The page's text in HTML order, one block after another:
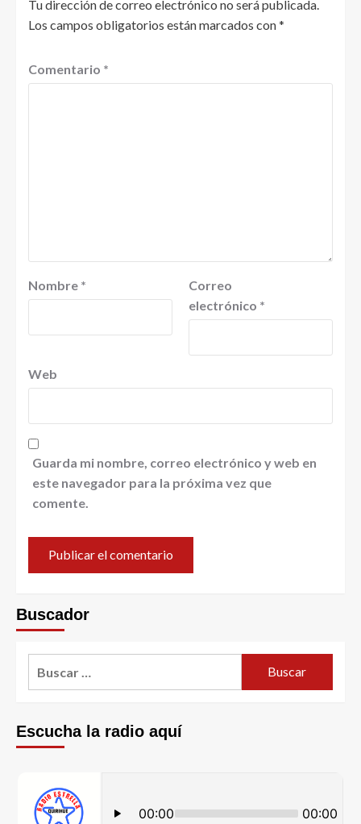
Tu dirección de correo electrónico no será publicada.
Los campos obligatorios están marcados con*
Comentario *
Nombre *
Correo
electrónico *
Web
Guarda mi nombre, correo electrónico y web en
este navegador para la próxima vez que
comente.
Buscador
Escucha la radio aquí